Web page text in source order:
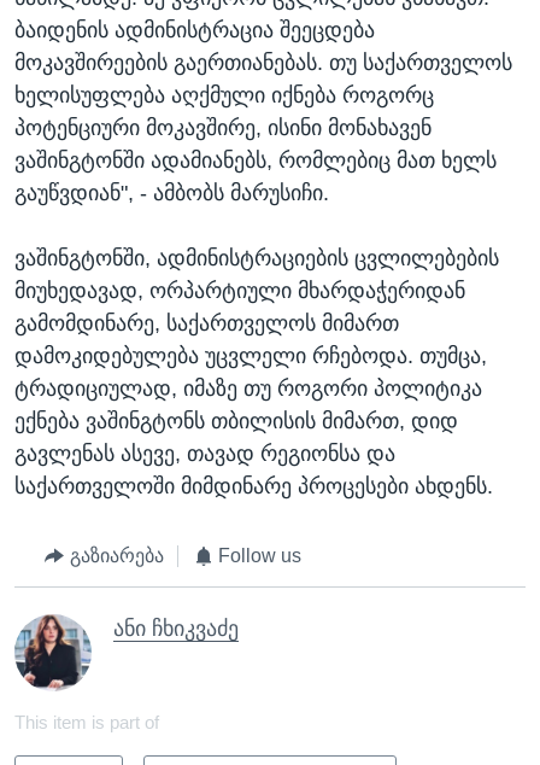
ბაიდენის ადმინისტრაცია შეეცდება
მოკავშირეების გაერთიანებას. თუ საქართველოს
ხელისუფლება აღქმული იქნება როგორც
პოტენციური მოკავშირე, ისინი მონახავენ
ვაშინგტონში ადამიანებს, რომლებიც მათ ხელს
გაუწვდიან", - ამბობს მარუსიჩი.
ვაშინგტონში, ადმინისტრაციების ცვლილებების
მიუხედავად, ორპარტიული მხარდაჭერიდან
გამომდინარე, საქართველოს მიმართ
დამოკიდებულება უცვლელი რჩებოდა. თუმცა,
ტრადიციულად, იმაზე თუ როგორი პოლიტიკა
ექნება ვაშინგტონს თბილისის მიმართ, დიდ
გავლენას ასევე, თავად რეგიონსა და
საქართველოში მიმდინარე პროცესები ახდენს.
გაზიარება Follow us
ანი ჩხიკვაძე
This item is part of